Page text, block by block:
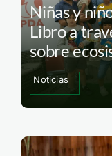
Niñas y
Libro a
sobre
Noticias